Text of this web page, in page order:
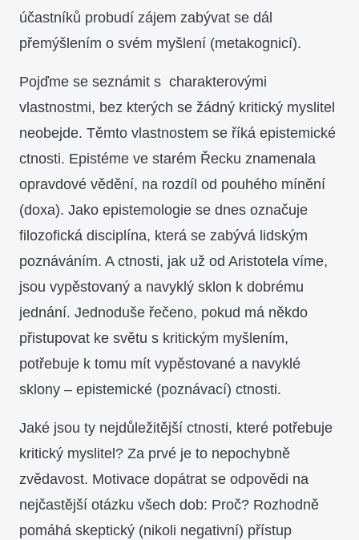
účastníků probudí zájem zabývat se dál
přemýšlením o svém myšlení (metakognicí).
Pojďme se seznámit s charakterovými
vlastnostmi, bez kterých se žádný kritický myslitel
neobejde. Těmto vlastnostem se říká epistemické
ctnosti. Epistéme ve starém Řecku znamenala
opravdové vědění, na rozdíl od pouhého mínění
(doxa). Jako epistemologie se dnes označuje
filozofická disciplína, která se zabývá lidským
poznáváním. A ctnosti, jak už od Aristotela víme,
jsou vypěstovaný a navyklý sklon k dobrému
jednání. Jednoduše řečeno, pokud má někdo
přistupovat ke světu s kritickým myšlením,
potřebuje k tomu mít vypěstované a navyklé
sklony – epistemické (poznávací) ctnosti.
Jaké jsou ty nejdůležitější ctnosti, které potřebuje
kritický myslitel? Za prvé je to nepochybně
zvědavost. Motivace dopátrat se odpovědi na
nejčastější otázku všech dob: Proč? Rozhodně
pomáhá skeptický (nikoli negativní) přístup